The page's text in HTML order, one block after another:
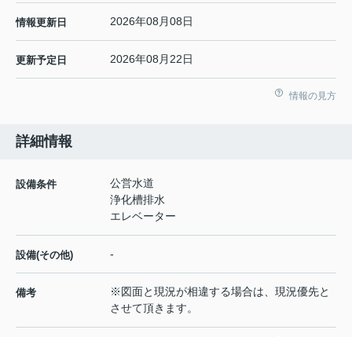
情報更新日 2026年08月08日
更新予定日 2026年08月22日
情報の見方
詳細情報
設備条件
公営水道
浄化槽排水
エレベーター
設備(その他) -
備考
※図面と現況が相違する場合は、現況優先と
させて頂きます。